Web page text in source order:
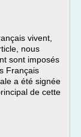
vivent,
nous
sont imposés
Français
a été signée
de cette